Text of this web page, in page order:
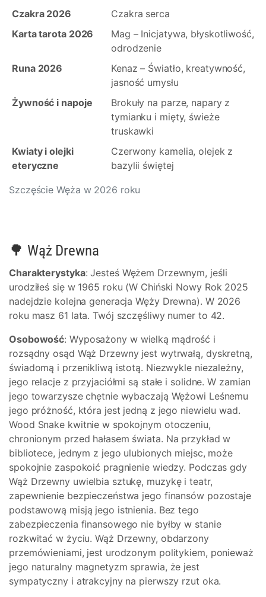
Szczęście Węża w 2026 roku
Czakra 2026
Czakra serca
Karta tarota 2026
Mag – Inicjatywa, błyskotliwość,
odrodzenie
Runa 2026
Kenaz – Światło, kreatywność,
jasność umysłu
Żywność i napoje
Brokuły na parze, napary z
tymianku i mięty, świeże
truskawki
Kwiaty i olejki
eteryczne
Czerwony kamelia, olejek z
bazylii świętej
🌳 Wąż Drewna
Charakterystyka: Jesteś Wężem Drzewnym, jeśli
urodziłeś się w 1965 roku (W Chiński Nowy Rok 2025
nadejdzie kolejna generacja Węży Drewna). W 2026
roku masz 61 lata. Twój szczęśliwy numer to 42.
Osobowość: Wyposażony w wielką mądrość i
rozsądny osąd Wąż Drzewny jest wytrwałą, dyskretną,
świadomą i przenikliwą istotą. Niezwykle niezależny,
jego relacje z przyjaciółmi są stałe i solidne. W zamian
jego towarzysze chętnie wybaczają Wężowi Leśnemu
jego próżność, która jest jedną z jego niewielu wad.
Wood Snake kwitnie w spokojnym otoczeniu,
chronionym przed hałasem świata. Na przykład w
bibliotece, jednym z jego ulubionych miejsc, może
spokojnie zaspokoić pragnienie wiedzy. Podczas gdy
Wąż Drzewny uwielbia sztukę, muzykę i teatr,
zapewnienie bezpieczeństwa jego finansów pozostaje
podstawową misją jego istnienia. Bez tego
zabezpieczenia finansowego nie byłby w stanie
rozkwitać w życiu. Wąż Drzewny, obdarzony
przemówieniami, jest urodzonym politykiem, ponieważ
jego naturalny magnetyzm sprawia, że jest
sympatyczny i atrakcyjny na pierwszy rzut oka.